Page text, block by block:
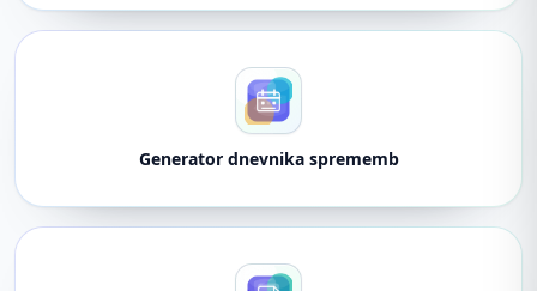
Generator dnevnika sprememb